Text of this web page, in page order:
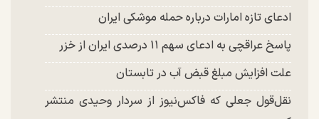
ادعای تازه امارات درباره حمله موشکی ایران
پاسخ عراقچی به ادعای سهم ۱۱ درصدی ایران از خزر
علت افزایش مبلغ قبض آب در تابستان
نقل‌قول جعلی که فاکس‌نیوز از سردار وحیدی منتشر